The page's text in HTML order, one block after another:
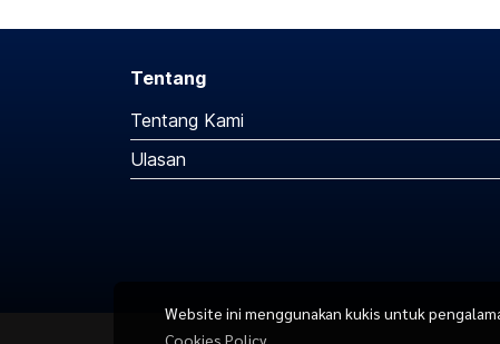
Website ini menggunakan kukis untuk
Cookies Policy
Tentang
Tentang Kami
Ulasan